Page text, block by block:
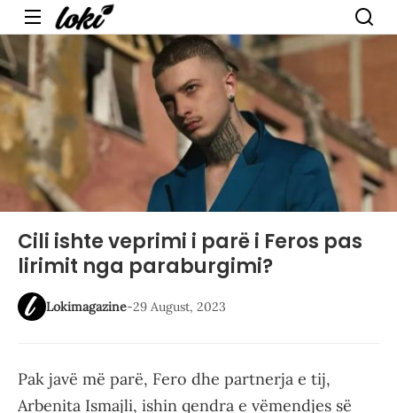
Menu
Cili ishte veprimi i parë i Feros pas
lirimit nga paraburgimi?
Lokimagazine-29 August, 2023
Pak javë më parë, Fero dhe partnerja e tij,
Arbenita Ismajli, ishin qendra e vëmendjes së